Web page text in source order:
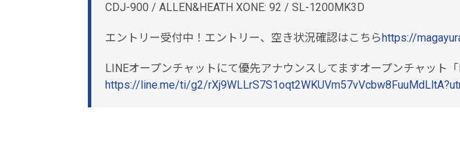
CDJ-900 / ALLEN&HEATH XONE: 92 / SL-1200MK3D
エントリー受付中！エントリー、空き状況確認はこちら https://
LINEオープンチャットにて優先アナウンスしてますオープンチャット「
https://line.me/ti/g2/